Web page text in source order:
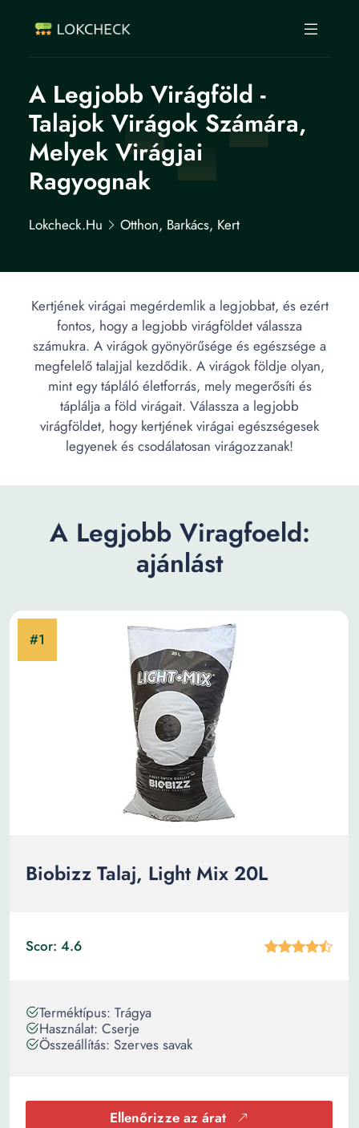
A Legjobb Virágföld -
Talajok Virágok Számára,
Melyek Virágjai
Ragyognak
Lokcheck.hu Otthon, Barkács, Kert
Kertjének virágai megérdemlik a legjobbat, és ezért
fontos, hogy a legjobb virágföldet válassza
számukra. A virágok gyönyörűsége és egészsége a
megfelelő talajjal kezdődik. A virágok földje olyan,
mint egy tápláló életforrás, mely megerősíti és
táplálja a föld virágait. Válassza a legjobb
virágföldet, hogy kertjének virágai egészségesek
legyenek és csodálatosan virágozzanak!
A Legjobb Viragfoeld:
ajánlást
Biobizz Talaj, Light Mix 20L
Scor: 4.6
Terméktípus: Trágya
Használat: Cserje
Összeállítás: Szerves savak
Ellenőrizze az árat